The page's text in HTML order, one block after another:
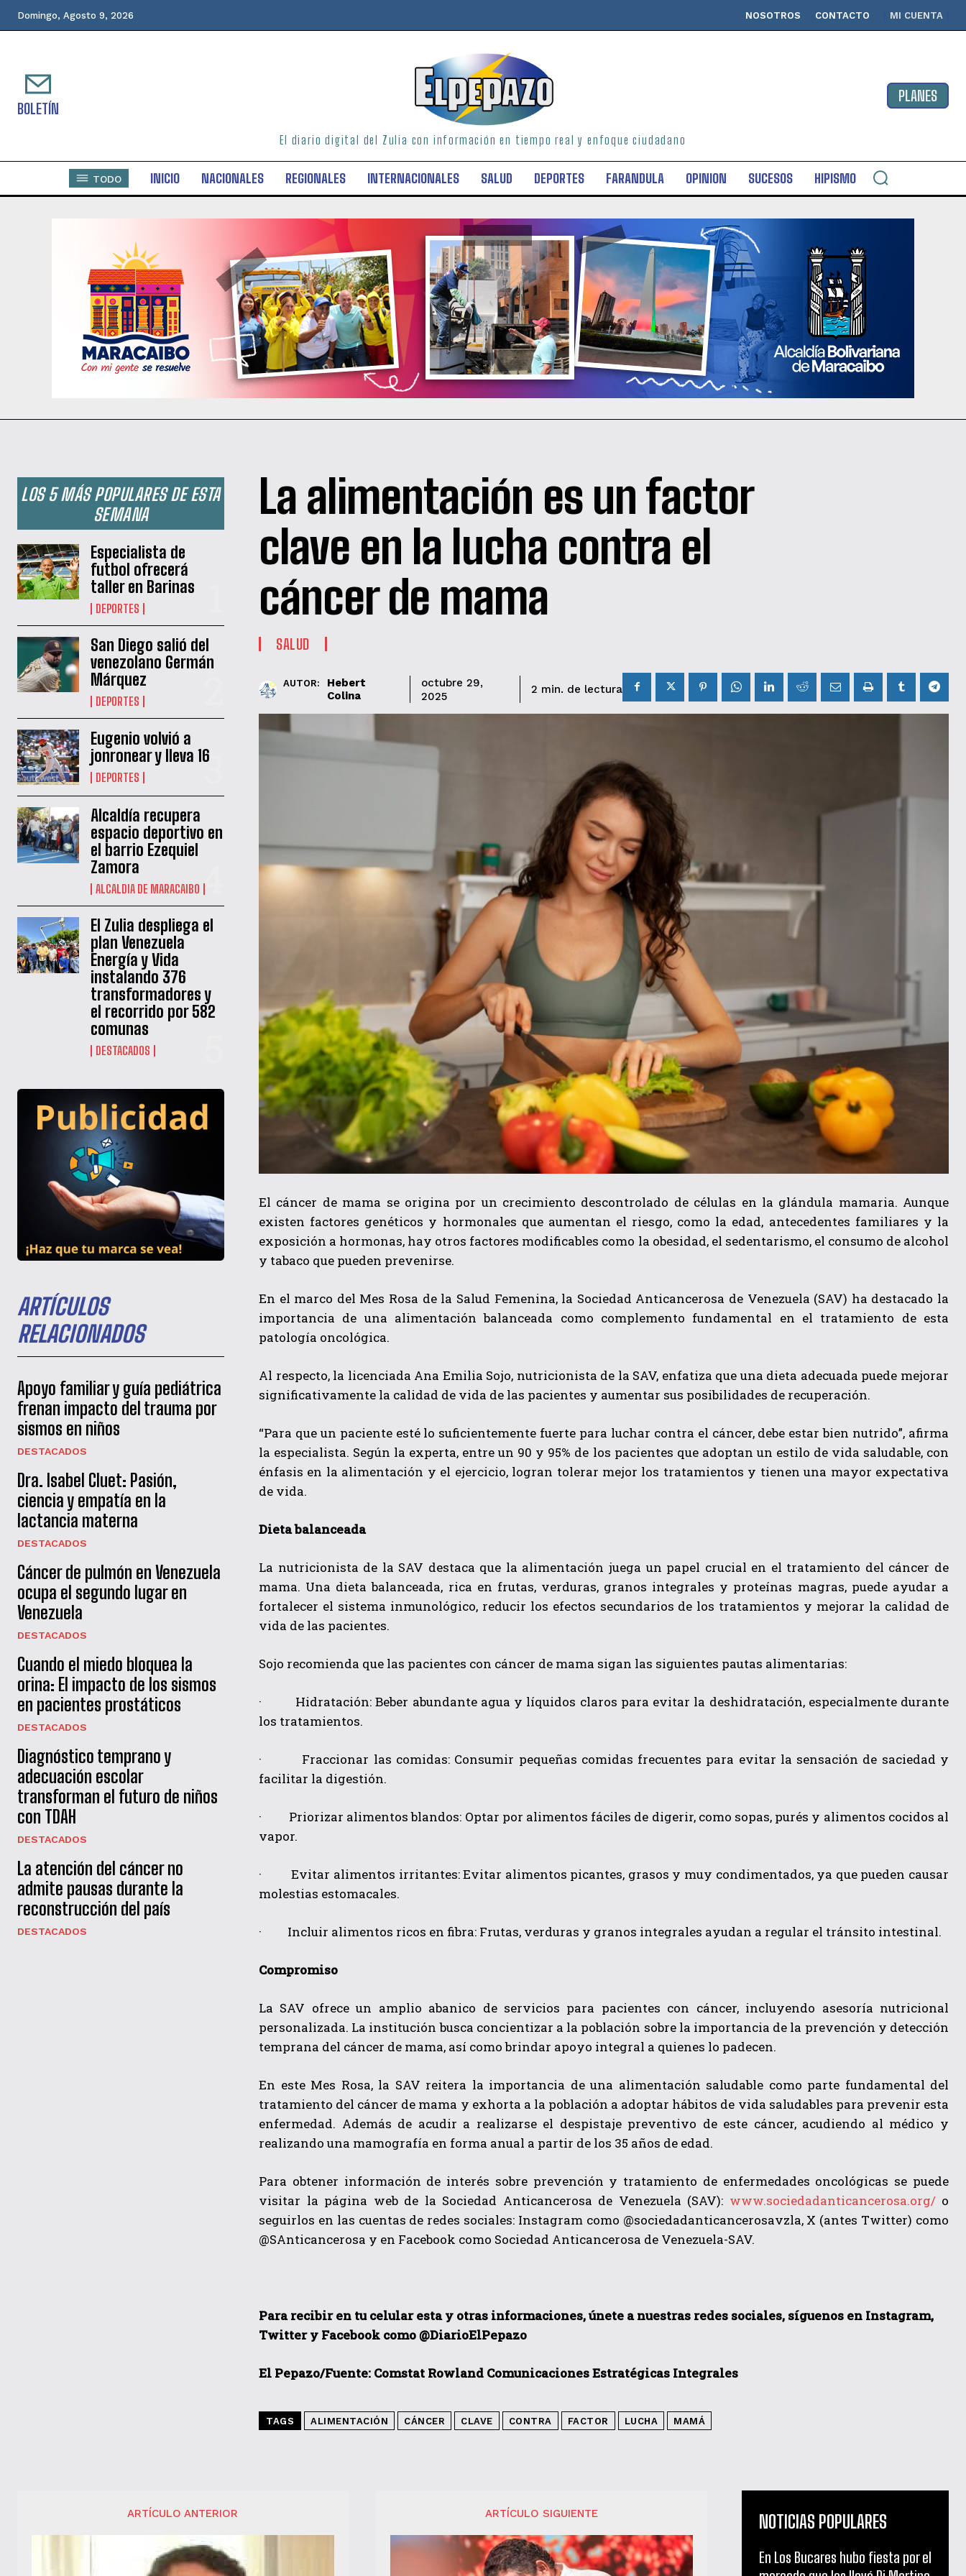
QUIERO SUSCRIBIRME
He leído y acepto las Política de privacidad.
Domingo, Agosto 9, 2026 NOSOTROS CONTACTO MI CUENTA
BOLETÍN
El diario digital del Zulia con información en tiempo real y enfoque ciudadano
PLANES
TODO INICIO NACIONALES REGIONALES INTERNACIONALES SALUD DEPORTES FARANDULA OPINION SUCESOS HIPISMO
LOS 5 MÁS POPULARES DE ESTA
SEMANA
Especialista de
futbol ofrecerá
taller en Barinas
DEPORTES
San Diego salió del
venezolano Germán
Márquez
DEPORTES
Eugenio volvió a
jonronear y lleva 16
DEPORTES
Alcaldía recupera
espacio deportivo en
el barrio Ezequiel
Zamora
ALCALDIA DE MARACAIBO
El Zulia despliega el
plan Venezuela
Energía y Vida
instalando 376
transformadores y
el recorrido por 582
comunas
DESTACADOS
ARTÍCULOS
RELACIONADOS
Apoyo familiar y guía pediátrica
frenan impacto del trauma por
sismos en niños
DESTACADOS
Dra. Isabel Cluet: Pasión,
ciencia y empatía en la
lactancia materna
DESTACADOS
Cáncer de pulmón en Venezuela
ocupa el segundo lugar en
Venezuela
DESTACADOS
Cuando el miedo bloquea la
orina: El impacto de los sismos
en pacientes prostáticos
DESTACADOS
Diagnóstico temprano y
adecuación escolar
transforman el futuro de niños
con TDAH
DESTACADOS
La atención del cáncer no
admite pausas durante la
reconstrucción del país
DESTACADOS
La alimentación es un factor
clave en la lucha contra el
cáncer de mama
SALUD
AUTOR:
Hebert
Colina
octubre 29,
2025
2 min. de lectura
El cáncer de mama se origina por un crecimiento descontrolado de células en la glándula mamaria. Aunque
existen factores genéticos y hormonales que aumentan el riesgo, como la edad, antecedentes familiares y la
exposición a hormonas, hay otros factores modificables como la obesidad, el sedentarismo, el consumo de alcohol
y tabaco que pueden prevenirse.
En el marco del Mes Rosa de la Salud Femenina, la Sociedad Anticancerosa de Venezuela (SAV) ha destacado la
importancia de una alimentación balanceada como complemento fundamental en el tratamiento de esta
patología oncológica.
Al respecto, la licenciada Ana Emilia Sojo, nutricionista de la SAV, enfatiza que una dieta adecuada puede mejorar
significativamente la calidad de vida de las pacientes y aumentar sus posibilidades de recuperación.
“Para que un paciente esté lo suficientemente fuerte para luchar contra el cáncer, debe estar bien nutrido”, afirma
la especialista. Según la experta, entre un 90 y 95% de los pacientes que adoptan un estilo de vida saludable, con
énfasis en la alimentación y el ejercicio, logran tolerar mejor los tratamientos y tienen una mayor expectativa
de vida.
Dieta balanceada
La nutricionista de la SAV destaca que la alimentación juega un papel crucial en el tratamiento del cáncer de
mama. Una dieta balanceada, rica en frutas, verduras, granos integrales y proteínas magras, puede ayudar a
fortalecer el sistema inmunológico, reducir los efectos secundarios de los tratamientos y mejorar la calidad de
vida de las pacientes.
Sojo recomienda que las pacientes con cáncer de mama sigan las siguientes pautas alimentarias:
· Hidratación: Beber abundante agua y líquidos claros para evitar la deshidratación, especialmente durante
los tratamientos.
· Fraccionar las comidas: Consumir pequeñas comidas frecuentes para evitar la sensación de saciedad y
facilitar la digestión.
· Priorizar alimentos blandos: Optar por alimentos fáciles de digerir, como sopas, purés y alimentos cocidos al
vapor.
·Evitar alimentos irritantes: Evitar alimentos picantes, grasos y muy condimentados, ya que pueden causar
molestias estomacales.
· Incluir alimentos ricos en fibra: Frutas, verduras y granos integrales ayudan a regular el tránsito intestinal.
Compromiso
La SAV ofrece un amplio abanico de servicios para pacientes con cáncer, incluyendo asesoría nutricional
personalizada. La institución busca concientizar a la población sobre la importancia de la prevención y detección
temprana del cáncer de mama, así como brindar apoyo integral a quienes lo padecen.
En este Mes Rosa, la SAV reitera la importancia de una alimentación saludable como parte fundamental del
tratamiento del cáncer de mama y exhorta a la población a adoptar hábitos de vida saludables para prevenir esta
enfermedad. Además de acudir a realizarse el despistaje preventivo de este cáncer, acudiendo al médico y
realizando una mamografía en forma anual a partir de los 35 años de edad.
Para obtener información de interés sobre prevención y tratamiento de enfermedades oncológicas se puede
visitar la página web de la Sociedad Anticancerosa de Venezuela (SAV): www.sociedadanticancerosa.org/o
seguirlos en las cuentas de redes sociales: Instagram como @sociedadanticancerosavzla, X (antes Twitter) como
@SAnticancerosa y en Facebook como Sociedad Anticancerosa de Venezuela-SAV.
Para recibir en tu celular esta y otras informaciones, únete a nuestras redes sociales, síguenos en Instagram,
Twitter y Facebook como @DiarioElPepazo
El Pepazo/Fuente: Comstat Rowland Comunicaciones Estratégicas Integrales
TAGS ALIMENTACIÓN CÁNCER CLAVE CONTRA FACTOR LUCHA MAMÁ
ARTÍCULO ANTERIOR ARTÍCULO SIGUIENTE NOTICIAS POPULARES
En Los Bucares hubo fiesta por el